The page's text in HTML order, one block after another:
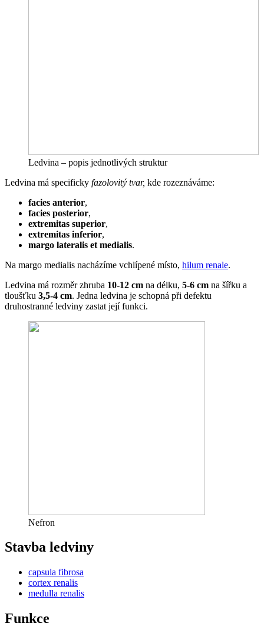
Ledvina – popis jednotlivých struktur
Ledvina má specificky fazolovitý tvar, kde rozeznáváme:
facies anterior,
facies posterior,
extremitas superior,
extremitas inferior,
margo lateralis et medialis.
Na margo medialis nacházíme vchlípené místo, hilum renale.
Ledvina má rozměr zhruba 10-12 cm na délku, 5-6 cm na šířku a
tloušťku 3,5-4 cm. Jedna ledvina je schopná při defektu
druhostranné ledviny zastat její funkci.
Nefron
Stavba ledviny
capsula fibrosa
cortex renalis
medulla renalis
Funkce